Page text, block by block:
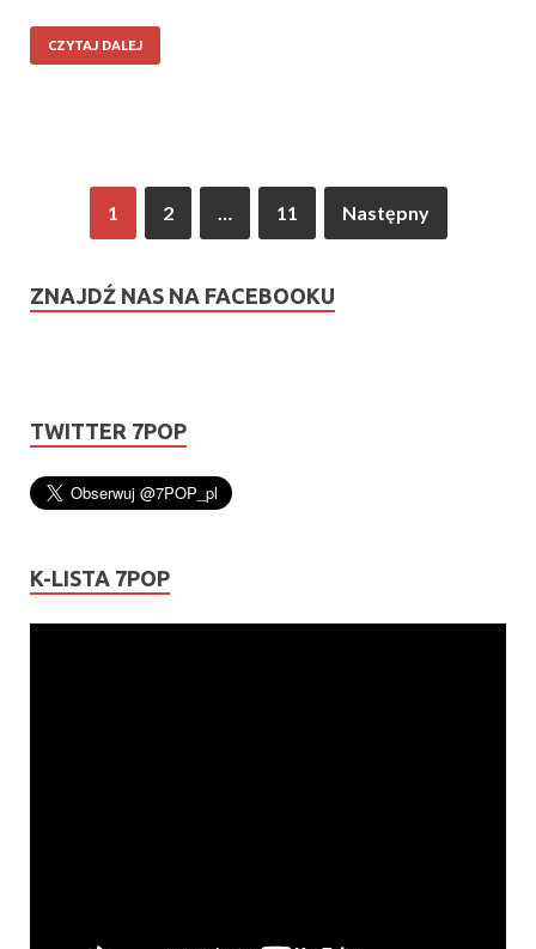
CZYTAJ DALEJ
1 2 … 11 Następny
ZNAJDŹ NAS NA FACEBOOKU
TWITTER 7POP
K-LISTA 7POP